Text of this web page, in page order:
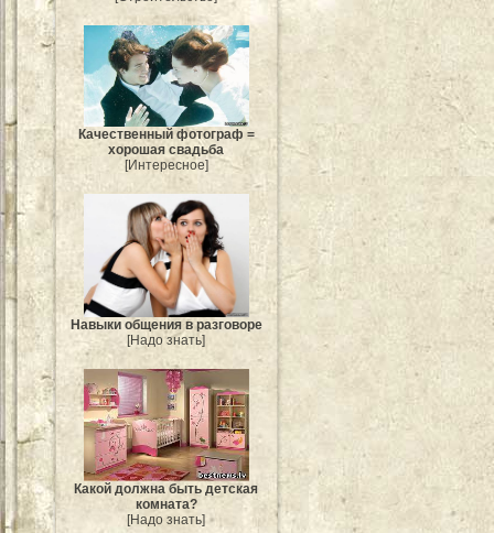
Качественный фотограф =
хорошая свадьба
[Интересное]
Навыки общения в разговоре
[Надо знать]
Какой должна быть детская
комната?
[Надо знать]